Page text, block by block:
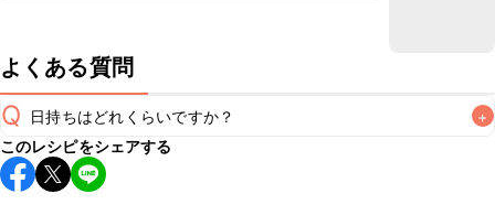
よくある質問
Q 日持ちはどれくらいですか？ +
保存期間は冷蔵で当日中が目安です。なるべくお早めにお召
し上がりください。
このレシピをシェアする